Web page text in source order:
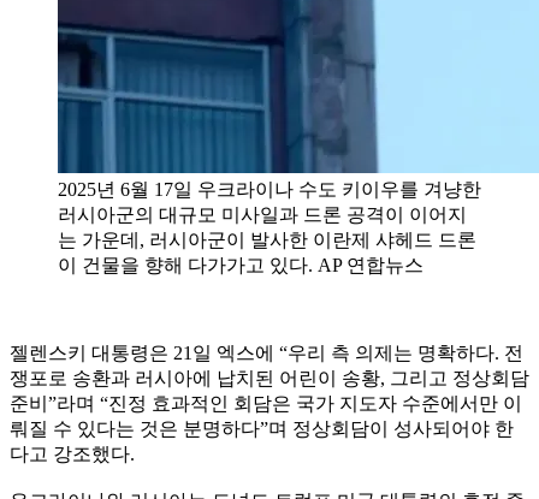
2025년 6월 17일 우크라이나 수도 키이우를 겨냥한
러시아군의 대규모 미사일과 드론 공격이 이어지
는 가운데, 러시아군이 발사한 이란제 샤헤드 드론
이 건물을 향해 다가가고 있다. AP 연합뉴스
젤렌스키 대통령은 21일 엑스에 “우리 측 의제는 명확하다. 전
쟁포로 송환과 러시아에 납치된 어린이 송황, 그리고 정상회담
준비”라며 “진정 효과적인 회담은 국가 지도자 수준에서만 이
뤄질 수 있다는 것은 분명하다”며 정상회담이 성사되어야 한
다고 강조했다.